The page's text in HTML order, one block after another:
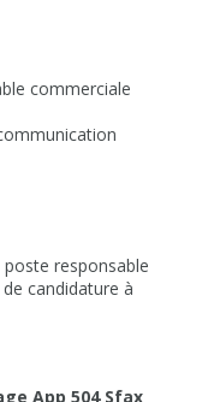
commerciale
responsable
candidature à
App 504 Sfax